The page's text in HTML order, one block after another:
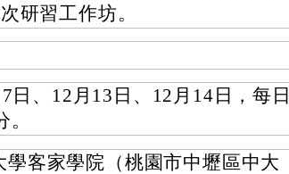
研習工作坊。
日、12月13日、12月14日，每日
客家學院（桃園市中壢區中大